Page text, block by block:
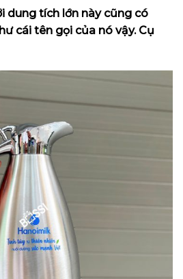
dung tích lớn này cũng có
cái tên gọi của nó vậy. Cụ